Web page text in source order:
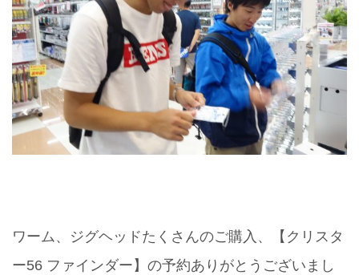
ワーム、ジグヘッドたくさんのご購入、【クリスタ
ー56 ファインダー】の予約ありがとうございまし